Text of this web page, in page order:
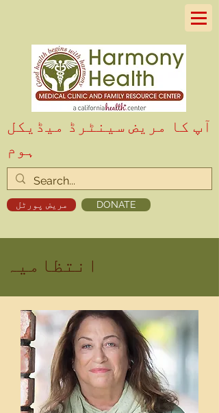
آپ کا مریض سینٹرڈ میڈیکل
ہوم
مریض پورٹل DONATE
انتظامیہ